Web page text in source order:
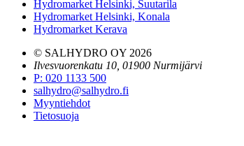
Hydromarket Helsinki, Suutarila
Hydromarket Helsinki, Konala
Hydromarket Kerava
© SALHYDRO OY 2026
Ilvesvuorenkatu 10, 01900 Nurmijärvi
P: 020 1133 500
salhydro@salhydro.fi
Myyntiehdot
Tietosuoja